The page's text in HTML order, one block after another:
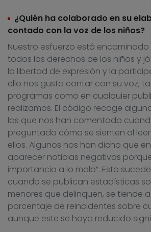
¿Quién ha colaborado en su
contado con la voz de los niños?
Nuestro esfuerzo está
todos los derechos de los niños y
la libertad de expresión y la
ello nos gusta contar con su voz,
programas como en cualquier
realizamos. El código recoge
las que nos han comentado
preguntado cómo se sienten al
ellos. Algunos nos han dicho que
aparecer noticias negativas
importancia a lo malo”. Esto
cuando se publican estadísticas
menores que delinquen, se tiende
porcentaje de reincidentes sobre
aunque este se haya reducido